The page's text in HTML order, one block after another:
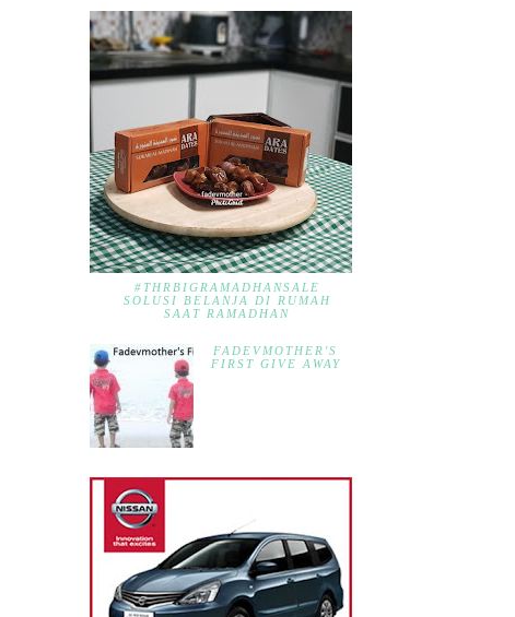
#THRBIGRAMADHANSALE
SOLUSI BELANJA DI RUMAH
SAAT RAMADHAN
FADEVMOTHER'S
FIRST GIVE AWAY